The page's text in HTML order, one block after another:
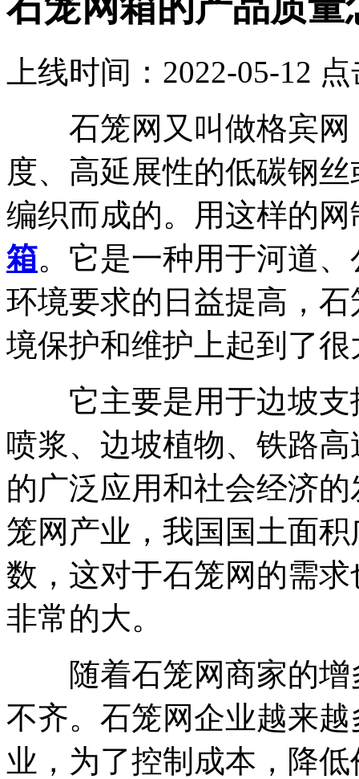
上线时间：2022-05-12
石笼网又叫做格宾网
度、高延展性的低碳钢
编织而成的。用这样的
箱。它是一种用于河道
环境要求的日益提高，
境保护和维护上起到了
它主要是用于边坡支
喷浆、边坡植物、铁路
的广泛应用和社会经济
笼网产业，我国国土面
数，这对于石笼网的需
非常的大。
随着石笼网商家的增
不齐。石笼网企业越来
业，为了控制成本，降